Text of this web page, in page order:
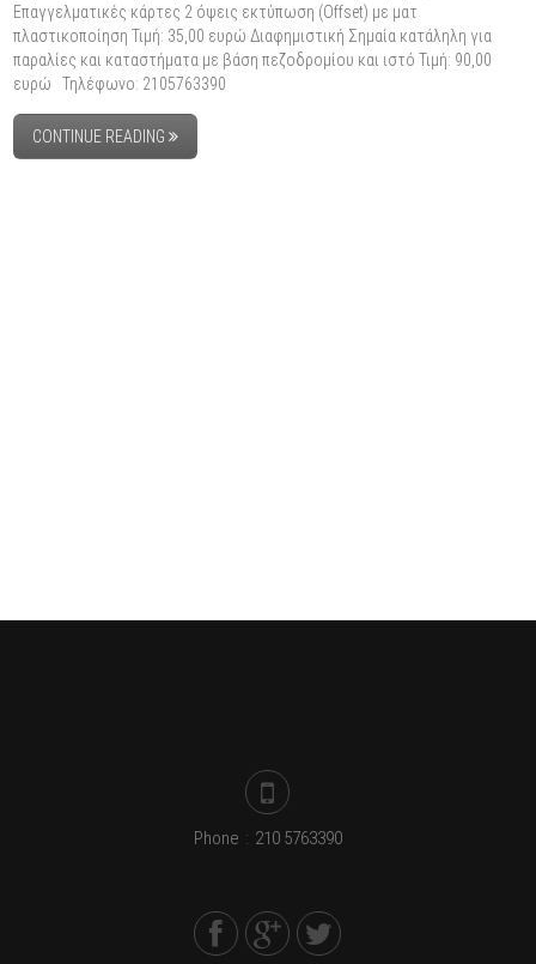
Επαγγελματικές κάρτες 2 όψεις εκτύπωση (Offset) με ματ
πλαστικοποίηση Τιμή: 35,00 ευρώ Διαφημιστική Σημαία κατάληλη για
παραλίες και καταστήματα με βάση πεζοδρομίου και ιστό Τιμή: 90,00
ευρώ Τηλέφωνο: 2105763390
CONTINUE READING
Phone : 210 5763390